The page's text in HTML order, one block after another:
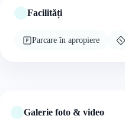
Facilități
Parcare în apropiere
Galerie foto & video